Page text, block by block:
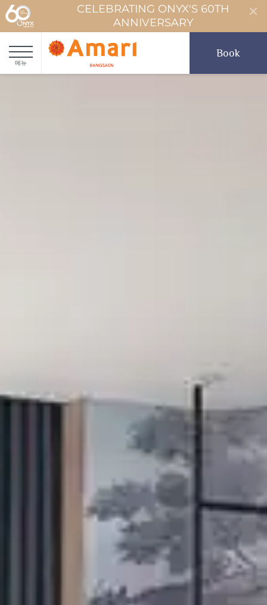
CELEBRATING ONYX'S 60TH
ANNIVERSARY
메뉴
Book